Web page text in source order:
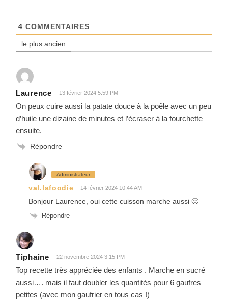
4 COMMENTAIRES
le plus ancien
Laurence 13 février 2024 5:59 PM
On peux cuire aussi la patate douce à la poêle avec un peu
d’huile une dizaine de minutes et l’écraser à la fourchette
ensuite.
Répondre
Administrateur
val.lafoodie 14 février 2024 10:44 AM
Bonjour Laurence, oui cette cuisson marche aussi 🙂
Répondre
Tiphaine 22 novembre 2024 3:15 PM
Top recette très appréciée des enfants . Marche en sucré
aussi…. mais il faut doubler les quantités pour 6 gaufres
petites (avec mon gaufrier en tous cas !)